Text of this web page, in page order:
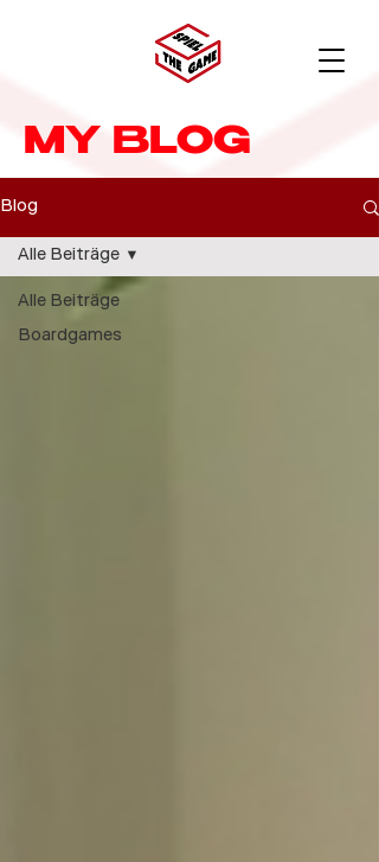
MY BLOG
Blog
Alle Beiträge
Boardgames
Alle Beiträge